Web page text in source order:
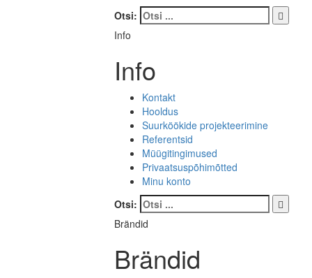
Otsi:
Info
Info
Kontakt
Hooldus
Suurköökide projekteerimine
Referentsid
Müügitingimused
Privaatsuspõhimõtted
Minu konto
Otsi:
Brändid
Brändid